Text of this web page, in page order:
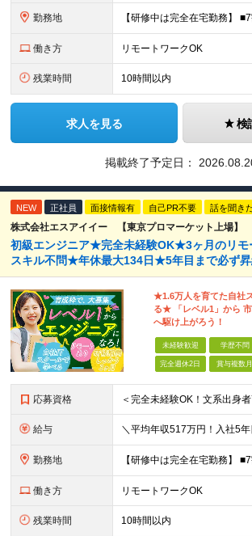
勤務地
働き方 リモートワークOK
残業時間 10時間以内
求人を見る 検
掲載終了予定日：
NEW 正社員 面接情報有 自己PR不要 話を聞き
株式会社エスアイイー 【東京プロマーケット上場】
初級エンジニア★完全未経験OK★3ヶ月のリ
スキル不問★年休最大134日★5年目まで必ず
★1.6万人を育てた自社
る★ 「レベル1」から
へ駆け上がろう！
未経験歓迎 学歴不問
完全週休2日 賞与複数月
応募資格
給与
勤務地
働き方 リモートワークOK
残業時間 10時間以内